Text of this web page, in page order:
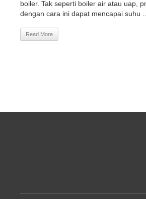
boiler. Tak seperti boiler air atau uap,
dengan cara ini dapat mencapai suhu ...
Read More